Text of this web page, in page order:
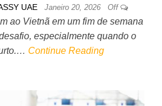
UAE Janeiro 20, 2026 Off
ao Vietnã em um fim de semana
especialmente quando o
Continue Reading